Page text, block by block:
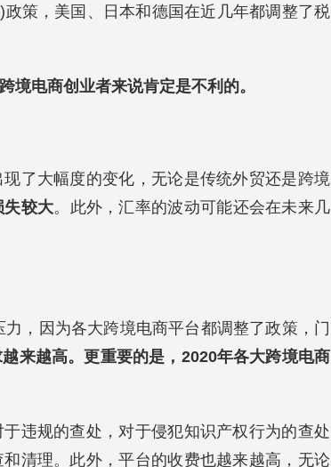
策，美国、日本和德国在近几年都调整了税
境电商创业者来说肯定是不利的。
了大幅度的变化，无论是传统外贸还是跨境
失较大。此外，汇率的波动可能还会在未来几
，因为各大跨境电商平台都调整了政策，门
来越高。更重要的是， 2020年各大跨境电商
违规的查处，对于侵犯知识产权行为的查处
清理。此外，平台的收费也越来越高，无论